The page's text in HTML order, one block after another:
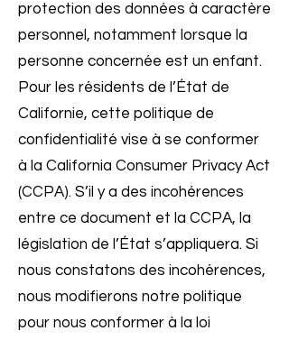
protection des données à caractère
personnel, notamment lorsque la
personne concernée est un enfant.
Pour les résidents de l’État de
Californie, cette politique de
confidentialité vise à se conformer
à la California Consumer Privacy Act
(CCPA). S’il y a des incohérences
entre ce document et la CCPA, la
législation de l’État s’appliquera. Si
nous constatons des incohérences,
nous modifierons notre politique
pour nous conformer à la loi